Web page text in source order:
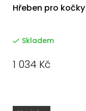
Hřeben pro
Skladem
1 034 Kč